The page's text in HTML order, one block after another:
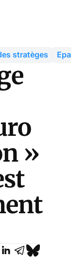
stratèges
»